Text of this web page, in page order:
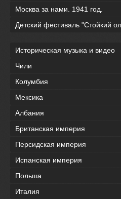
Москва за нами. 1941 год.
Детский фестиваль "Стойкий
Историческая музыка и видео
Чили
Колумбия
Мексика
Албания
Британская империя
Персидская империя
Испанская империя
Польша
Италия